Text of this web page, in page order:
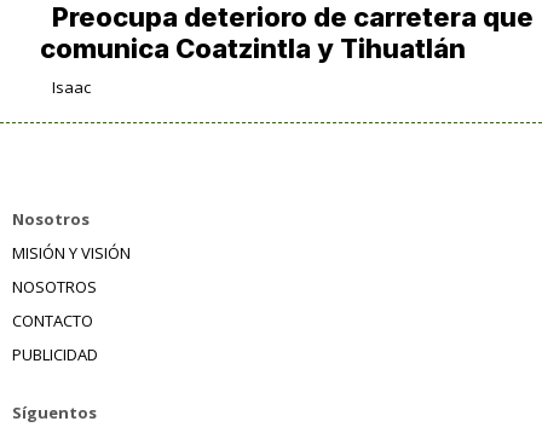
Preocupa deterioro de carretera que
comunica Coatzintla y Tihuatlán
Isaac
Nosotros
MISIÓN Y VISIÓN
NOSOTROS
CONTACTO
PUBLICIDAD
Síguentos